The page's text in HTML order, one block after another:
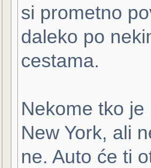
si prometno
daleko po
cestama.
Nekome tko
New York, ali
ne. Auto će ti